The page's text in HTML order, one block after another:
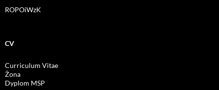
ROPOiWzK
CV
Curriculum Vitae
Żona
Dyplom MSP